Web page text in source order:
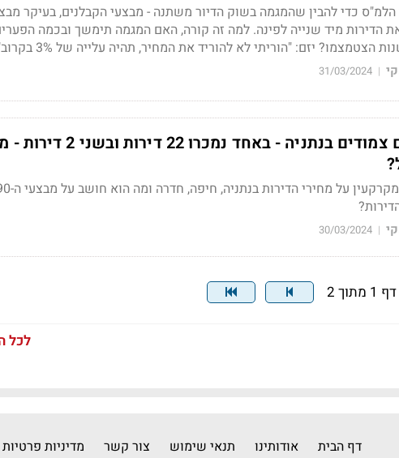
הלמ"ס כדי להבין שהמגמה בשוק הדיור משתנה - מבצעי הקבלנים, בעיקר
הדירות מיד שנייה לפינה. למה זה קורה, האם המגמה תימשך ובכמה
הצטמצמו? יזם: "הוריתי לא להוריד את המחיר, תהיה עלייה של 3% בקרוב"
|
31/03/2024
שני פרויקטים צמודים בנתניה - באחד נמכרו 22 דירות
|
30/03/2024
2
לכל
דף הבית אודותינו תנאי שימוש צור קשר מדיניות פרטיות